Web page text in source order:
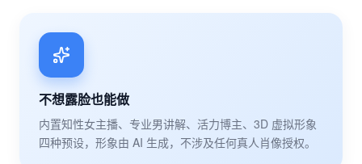
不想露脸也能做
内置知性女主播、专业男讲解、活力博主、3D 虚拟形象
四种预设，形象由 AI 生成，不涉及任何真人肖像授权。